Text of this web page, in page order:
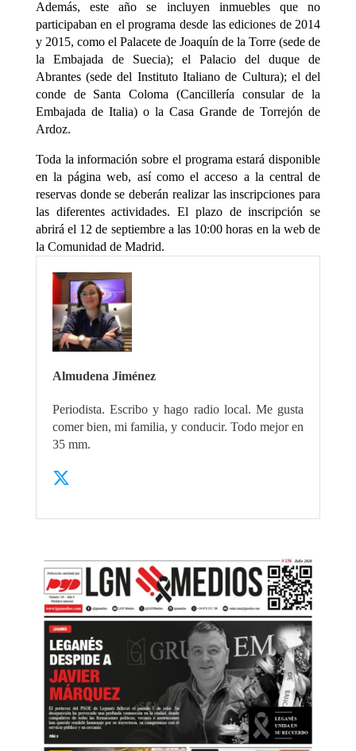
Además, este año se incluyen inmuebles que no
participaban en el programa desde las ediciones de 2014
y 2015, como el Palacete de Joaquín de la Torre (sede de
la Embajada de Suecia); el Palacio del duque de
Abrantes (sede del Instituto Italiano de Cultura); el del
conde de Santa Coloma (Cancillería consular de la
Embajada de Italia) o la Casa Grande de Torrejón de
Ardoz.
Toda la información sobre el programa estará disponible
en la página web, así como el acceso a la central de
reservas donde se deberán realizar las inscripciones para
las diferentes actividades. El plazo de inscripción se
abrirá el 12 de septiembre a las 10:00 horas en la web de
la Comunidad de Madrid.
Almudena Jiménez
Periodista. Escribo y hago radio local. Me gusta
comer bien, mi familia, y conducir. Todo mejor en
35 mm.